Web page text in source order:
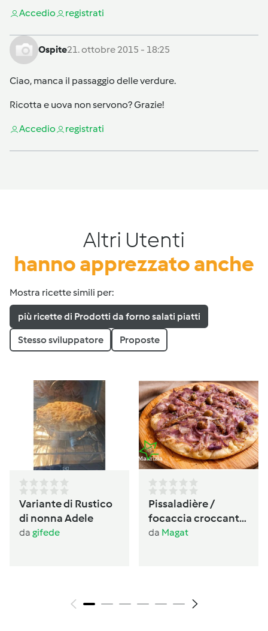
Accedio registrati
Ospite21. ottobre 2015 - 18:25
Ciao, manca il passaggio delle verdure.
Ricotta e uova non servono? Grazie!
Accedio registrati
Altri Utenti
hanno apprezzato anche
Mostra ricette simili per:
più ricette di Prodotti da forno salati piatti
Stesso sviluppatore Proposte
Variante di Rustico
di nonna Adele
da gifede
Pissaladière /
focaccia croccante
provenzale alle
da Magat